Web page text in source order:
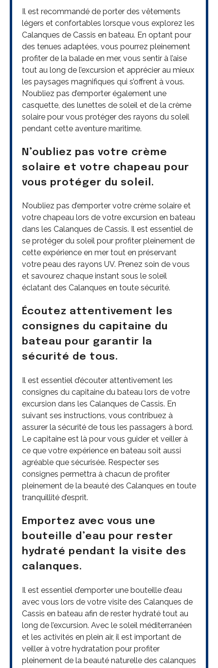
Il est recommandé de porter des vêtements
légers et confortables lorsque vous explorez les
Calanques de Cassis en bateau. En optant pour
des tenues adaptées, vous pourrez pleinement
profiter de la balade en mer, vous sentir à l’aise
tout au long de l’excursion et apprécier au mieux
les paysages magnifiques qui s’offrent à vous.
N’oubliez pas d’emporter également une
casquette, des lunettes de soleil et de la crème
solaire pour vous protéger des rayons du soleil
pendant cette aventure maritime.
N’oubliez pas votre crème
solaire et votre chapeau pour
vous protéger du soleil.
N’oubliez pas d’emporter votre crème solaire et
votre chapeau lors de votre excursion en bateau
dans les Calanques de Cassis. Il est essentiel de
se protéger du soleil pour profiter pleinement de
cette expérience en mer tout en préservant
votre peau des rayons UV. Prenez soin de vous
et savourez chaque instant sous le soleil
éclatant des Calanques en toute sécurité.
Écoutez attentivement les
consignes du capitaine du
bateau pour garantir la
sécurité de tous.
Il est essentiel d’écouter attentivement les
consignes du capitaine du bateau lors de votre
excursion dans les Calanques de Cassis. En
suivant ses instructions, vous contribuez à
assurer la sécurité de tous les passagers à bord.
Le capitaine est là pour vous guider et veiller à
ce que votre expérience en bateau soit aussi
agréable que sécurisée. Respecter ses
consignes permettra à chacun de profiter
pleinement de la beauté des Calanques en toute
tranquillité d’esprit.
Emportez avec vous une
bouteille d’eau pour rester
hydraté pendant la visite des
calanques.
Il est essentiel d’emporter une bouteille d’eau
avec vous lors de votre visite des Calanques de
Cassis en bateau afin de rester hydraté tout au
long de l’excursion. Avec le soleil méditerranéen
et les activités en plein air, il est important de
veiller à votre hydratation pour profiter
pleinement de la beauté naturelle des calanques